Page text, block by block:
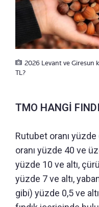
2026 Levant ve Giresun
TL?
TMO HANGİ
Rutubet oranı yüzde
oranı yüzde 40 ve
yüzde 10 ve altı,
yüzde 7 ve altı,
gibi) yüzde 0,5 ve